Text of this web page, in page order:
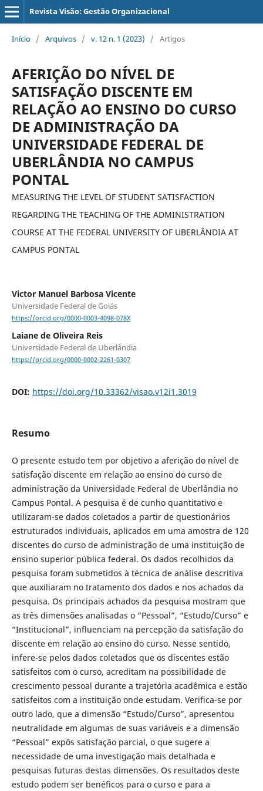
Revista Visão: Gestão Organizacional
Início / Arquivos / v. 12 n. 1 (2023) / Artigos
AFERIÇÃO DO NÍVEL DE
SATISFAÇÃO DISCENTE EM
RELAÇÃO AO ENSINO DO CURSO
DE ADMINISTRAÇÃO DA
UNIVERSIDADE FEDERAL DE
UBERLÂNDIA NO CAMPUS
PONTAL
MEASURING THE LEVEL OF STUDENT SATISFACTION
REGARDING THE TEACHING OF THE ADMINISTRATION
COURSE AT THE FEDERAL UNIVERSITY OF UBERLÂNDIA AT
CAMPUS PONTAL
Victor Manuel Barbosa Vicente
Universidade Federal de Goiás
https://orcid.org/0000-0003-4098-078X
Laiane de Oliveira Reis
Universidade Federal de Uberlândia
https://orcid.org/0000-0002-2261-0307
DOI: https://doi.org/10.33362/visao.v12i1.3019
Resumo
O presente estudo tem por objetivo a aferição do nível de
satisfação discente em relação ao ensino do curso de
administração da Universidade Federal de Uberlândia no
Campus Pontal. A pesquisa é de cunho quantitativo e
utilizaram-se dados coletados a partir de questionários
estruturados individuais, aplicados em uma amostra de 120
discentes do curso de administração de uma instituição de
ensino superior pública federal. Os dados recolhidos da
pesquisa foram submetidos à técnica de análise descritiva
que auxiliaram no tratamento dos dados e nos achados da
pesquisa. Os principais achados da pesquisa mostram que
as três dimensões analisadas o “Pessoal”, “Estudo/Curso” e
“Institucional”, influenciam na percepção da satisfação do
discente em relação ao ensino do curso. Nesse sentido,
infere-se pelos dados coletados que os discentes estão
satisfeitos com o curso, acreditam na possibilidade de
crescimento pessoal durante a trajetória acadêmica e estão
satisfeitos com a instituição onde estudam. Verifica-se por
outro lado, que a dimensão “Estudo/Curso”, apresentou
neutralidade em algumas de suas variáveis e a dimensão
“Pessoal” expôs satisfação parcial, o que sugere a
necessidade de uma investigação mais detalhada e
pesquisas futuras destas dimensões. Os resultados deste
estudo podem ser benéficos para o curso e para a